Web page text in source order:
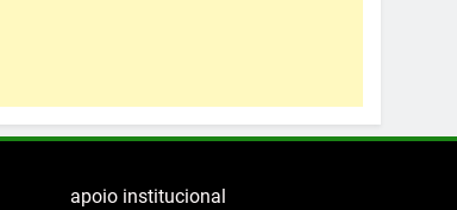
apoio institucional